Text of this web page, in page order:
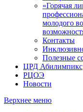
«Горячая
молодого
Контакты
Полезные
ЦРД Абилимпикс
РЦОЭ
Новости
Верхнее меню